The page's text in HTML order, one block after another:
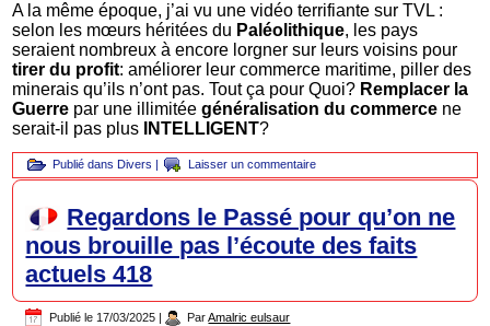
A la même époque, j’ai vu une vidéo terrifiante sur TVL :
selon les mœurs héritées du Paléolithique, les pays
seraient nombreux à encore lorgner sur leurs voisins pour
tirer du profit: améliorer leur commerce maritime, piller des
minerais qu’ils n’ont pas. Tout ça pour Quoi? Remplacer la
Guerre par une illimitéegénéralisation du commerce ne
serait-il pas plus
INTELLIGENT?
Publié dans Divers | Laisser un commentaire
Regardons le Passé pour qu’on ne
nous brouille pas l’écoute des faits
actuels 418
Publié le 17/03/2025 | Par Amalric eulsaur